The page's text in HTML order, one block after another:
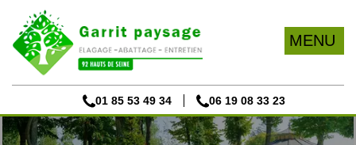
MENU
01 85 53 49 34 06 19 08 33 23